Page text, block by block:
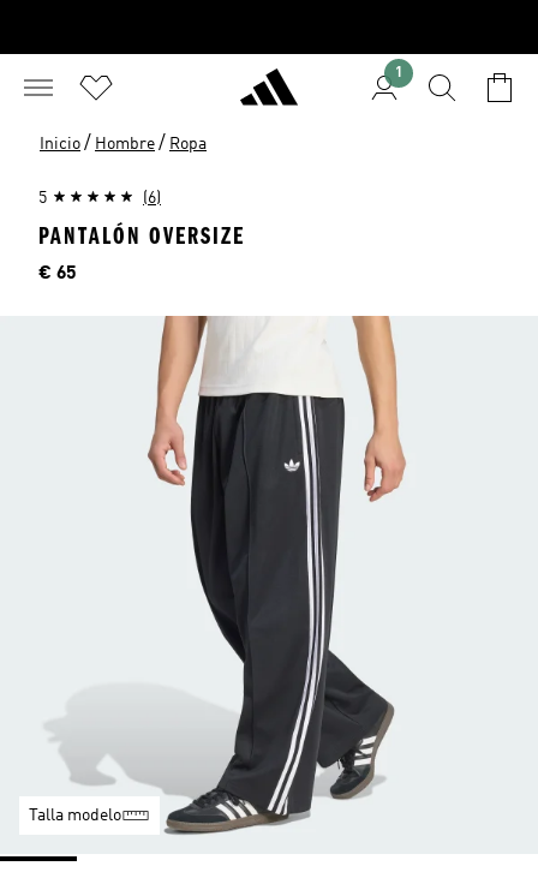
1
Inicio / Hombre / Ropa
5 (6)
PANTALÓN OVERSIZE
Precio
€ 65
Talla modelo